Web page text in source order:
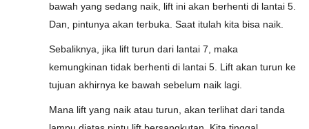
bawah yang sedang naik, lift ini akan berhenti di lantai 5.
Dan, pintunya akan terbuka. Saat itulah kita bisa naik.
Sebaliknya, jika lift turun dari lantai 7, maka
kemungkinan tidak berhenti di lantai 5. Lift akan turun ke
tujuan akhirnya ke bawah sebelum naik lagi.
Mana lift yang naik atau turun, akan terlihat dari tanda